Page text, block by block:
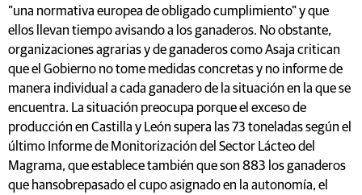
"una normativa europea de obligado cumplimiento" y que
ellos llevan tiempo avisando a los ganaderos. No obstante,
organizaciones agrarias y de ganaderos como Asaja critican
que el Gobierno no tome medidas concretas y no informe de
manera individual a cada ganadero de la situación en la que se
encuentra. La situación preocupa porque el exceso de
producción en Castilla y León supera las 73 toneladas según el
último Informe de Monitorización del Sector Lácteo del
Magrama, que establece también que son 883 los ganaderos
que hansobrepasado el cupo asignado en la autonomía, el